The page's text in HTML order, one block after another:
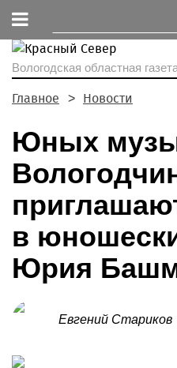
Вологодская областная
Главное Новости
Юных
в
Юрия
Евгений Стариков